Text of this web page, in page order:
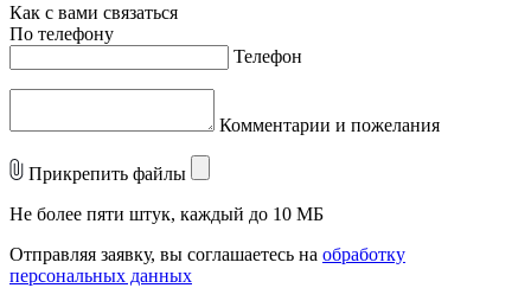
Как с вами связаться
По телефону
Телефон
Комментарии и пожелания
Прикрепить файлы
Не более пяти штук, каждый до 10 МБ
Отправляя заявку, вы соглашаетесь на обработку
персональных данных